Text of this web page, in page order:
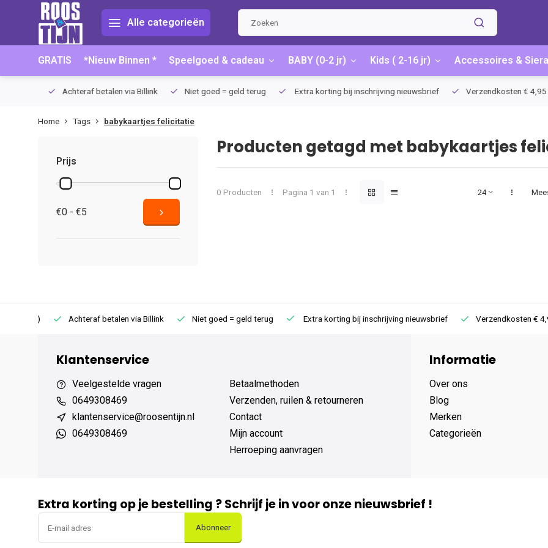
Alle categorieën
GRATIS *Nieuw Binnen * Speelgoed & cadeau BABY (0-2 jr) Kids ( 2-16 jr) Accessoires &
Achteraf betalen via Billink Niet goed = geld terug Extra korting bij inschrijving nieuwsbrief Verzendkosten € 4,95 /
Home Tags babykaartjes felicitatie
Prijs
€0 - €5
Producten getagd met babykaartjes
0 Producten Pagina 1 van 1
Achteraf betalen via Billink Niet goed = geld terug Extra korting bij inschrijving nieuwsbrief Verzendkosten € 4,95
Klantenservice
Veelgestelde vragen
0649308469
klantenservice@roosentijn.nl
0649308469
Betaalmethoden
Verzenden, ruilen & retourneren
Contact
Mijn account
Herroeping aanvragen
Informatie
Over ons
Blog
Merken
Categorieën
Extra korting op je bestelling ? Schrijf je in voor onze nieuwsbrief !
Abonneer